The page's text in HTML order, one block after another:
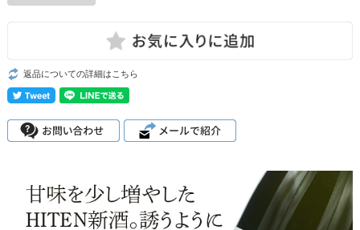
返品についての詳細はこちら